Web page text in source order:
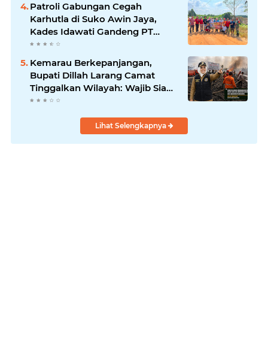
Patroli Gabungan Cegah
Karhutla di Suko Awin Jaya,
Kades Idawati Gandeng PT
BBB-S, TNI dan BPD
Kemarau Berkepanjangan,
Bupati Dillah Larang Camat
Tinggalkan Wilayah: Wajib Siaga
Hadapi Karhutla dan Kebakaran
Lihat Selengkapnya